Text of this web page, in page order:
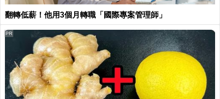
翻轉低薪！他用3個月轉職「國際專案管理師」
PR